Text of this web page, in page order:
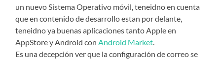
un nuevo Sistema Operativo móvil, teneidno en cuenta
que en contenido de desarrollo estan por delante,
teneidno ya buenas aplicaciones tanto Apple en
AppStore y Android conAndroid Market.
Es una decepción ver que la configuración de correo se